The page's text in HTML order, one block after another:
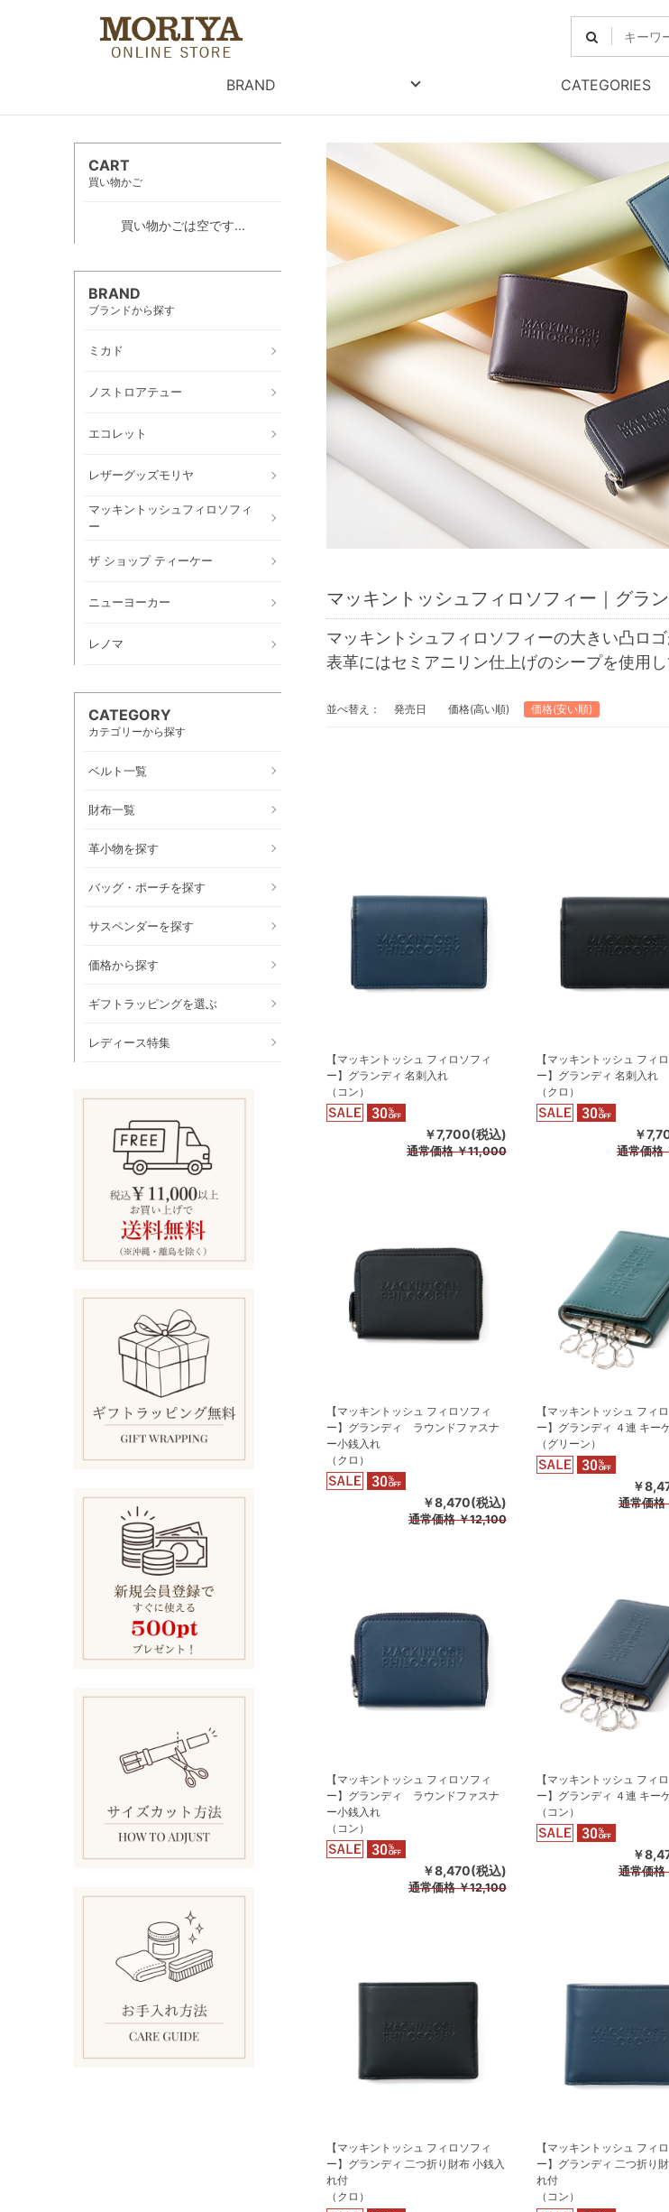
BRAND CATEGORIES
CART
買い物かご
買い物かごは空です...
BRAND
ブランドから探す
ミカド
ノストロアテュー
エコレット
レザーグッズモリヤ
マッキントッシュフィロソフィ
ー
ザ ショップ ティーケー
ニューヨーカー
レノマ
CATEGORY
カテゴリーから探す
ベルト一覧
財布一覧
革小物を探す
バッグ・ポーチを探す
サスペンダーを探す
価格から探す
ギフトラッピングを選ぶ
レディース特集
マッキントッシュフィロソフィー｜グラ
マッキントシュフィロソフィーの大きい凸ロゴ
表革にはセミアニリン仕上げのシープを使用
並べ替え： 発売日 価格(高い順) 価格(安い順)
【マッキントッシュ フィロソフィ
ー】グランディ 名刺入れ
（コン）
￥7,700(税込)
通常価格￥11,000
【マッキントッシュ フィ
ー】グランディ 名刺入れ
（クロ）
￥
通常価格
【マッキントッシュ フィロソフィ
ー】グランディ ラウンドファスナ
ー小銭入れ
（クロ）
￥8,470(税込)
通常価格￥12,100
【マッキントッシュ フィ
ー】グランディ ４連 キー
（グリーン）
￥
通常価格
【マッキントッシュ フィロソフィ
ー】グランディ ラウンドファスナ
ー小銭入れ
（コン）
￥8,470(税込)
通常価格￥12,100
【マッキントッシュ フィ
ー】グランディ ４連 キー
（コン）
￥
通常価格
【マッキントッシュ フィロソフィ
ー】グランディ 二つ折り財布 小銭入
れ付
（クロ）
【マッキントッシュ フィ
ー】グランディ 二つ折り
れ付
（コン）